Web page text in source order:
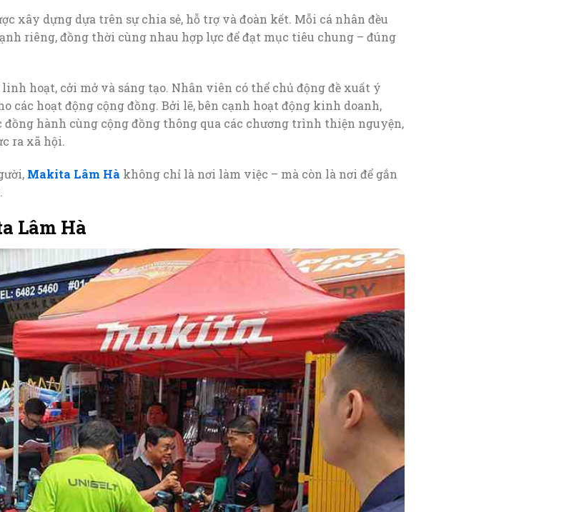
xây dựng dựa trên sự chia sẻ, hỗ trợ và đoàn kết. Mỗi cá nhân đều
riêng, đồng thời cùng nhau hợp lực để đạt mục tiêu chung – đúng
hoạt, cởi mở và sáng tạo. Nhân viên có thể chủ động đề xuất ý
các hoạt động cộng đồng. Bởi lẽ, bên cạnh hoạt động kinh doanh,
hành cùng cộng đồng thông qua các chương trình thiện nguyện,
ra xã hội.
Makita Lâm Hà không chỉ là nơi làm việc – mà còn là nơi để gắn
Lâm Hà